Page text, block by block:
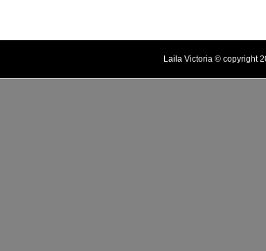
Laila Victoria © copyright